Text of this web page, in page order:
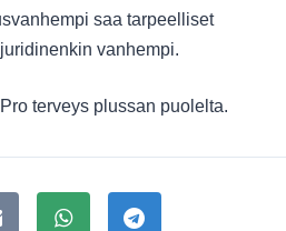
saa tarpeelliset
vanhempi.
terveys plussan puolelta.
sähköpostitse
Jaa WhatsAppissa
Jaa